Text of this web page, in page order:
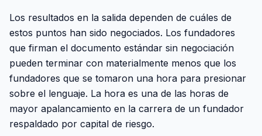
Los resultados en la salida dependen de cuáles de
estos puntos han sido negociados. Los fundadores
que firman el documento estándar sin negociación
pueden terminar con materialmente menos que los
fundadores que se tomaron una hora para presionar
sobre el lenguaje. La hora es una de las horas de
mayor apalancamiento en la carrera de un fundador
respaldado por capital de riesgo.